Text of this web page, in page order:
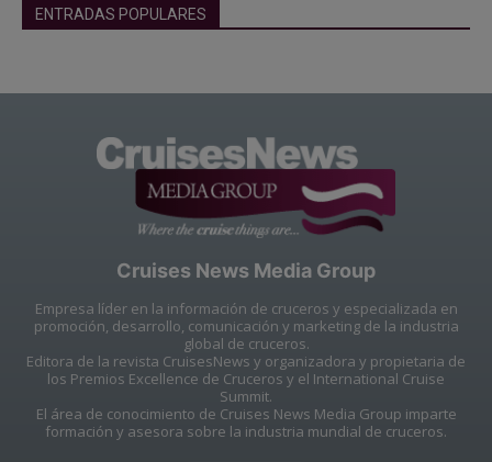
ENTRADAS POPULARES
Cruises News Media Group
Empresa líder en la información de cruceros y especializada en
promoción, desarrollo, comunicación y marketing de la industria
global de cruceros.
Editora de la revista CruisesNews y organizadora y propietaria de
los Premios Excellence de Cruceros y el International Cruise
Summit.
El área de conocimiento de Cruises News Media Group imparte
formación y asesora sobre la industria mundial de cruceros.